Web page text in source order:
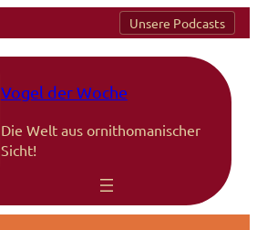
Unsere Podcasts
Vogel der Woche
Die Welt aus ornithomanischer
Sicht!